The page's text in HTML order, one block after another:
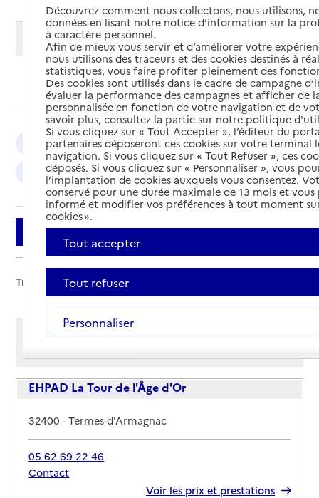
Modifier ma recherche
Ajouter cette recherche aux favoris
Auch : 6 Condom : 2 Vic-Fezensac : 2
Gimont : 2 Mauvezin : 2 Fleurance : 2
Filtrer
Trier par :
Afficher les résultats par:
EHPAD La Tour de l'Âge d'Or
Adresse
32400-Termes-d'Armagnac
05 62 69 22 46
Contact
Voir les prix et prestations
Découvrez comment nous collectons, nous utilisons,
données en lisant notre notice d’information sur la
à caractère personnel.
Afin de mieux vous servir et d’améliorer votre
nous utilisons des traceurs et des cookies destinés à
statistiques, vous faire profiter pleinement des
Des cookies sont utilisés dans le cadre de campagne
évaluer la performance des campagnes et afficher de
personnalisée en fonction de votre navigation et de
savoir plus, consultez la partie sur notre politique
Si vous cliquez sur « Tout Accepter », l’éditeur du
partenaires déposeront ces cookies sur votre terminal
navigation. Si vous cliquez sur « Tout Refuser », ces
déposés. Si vous cliquez sur « Personnaliser », vous
l’implantation de cookies auxquels vous consentez.
conservé pour une durée maximale de 13 mois et
informé et modifier vos préférences à tout moment
cookies ».
Tout accepter
Tout refuser
Personnaliser